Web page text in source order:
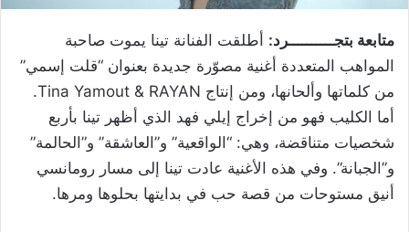
متابعة بتجــــــــــرد: أطلقت الفنانة تينا يموت صاحبة
المواهب المتعددة أغنية مصوّرة جديدة بعنوان “قلت إسمي”
من كلماتها وألحانها، ومن إنتاج Tina Yamout & RAYAN.
أما الكليب فهو من إخراج إيلي فهد الذي أظهر تينا بأربع
شخصيات متناقضة، وهي: “الواقعية” و”العاشقة” و”الحالمة”
و”الجبانة”. وفي هذه الأغنية عادت تينا إلى مسار رومانسي
أنيق مستوحات من قصة حب في بدايتها بحلوها ومرها.